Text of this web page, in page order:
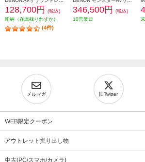
128,700円
(税込)
即納（在庫残りわずか）
(4件)
346,500円
(税込)
10営業日
メルマガ 旧Twitter
WEB限定クーポン
アウトレット掘り出し物
中古(PC/スマホ/カメラ)